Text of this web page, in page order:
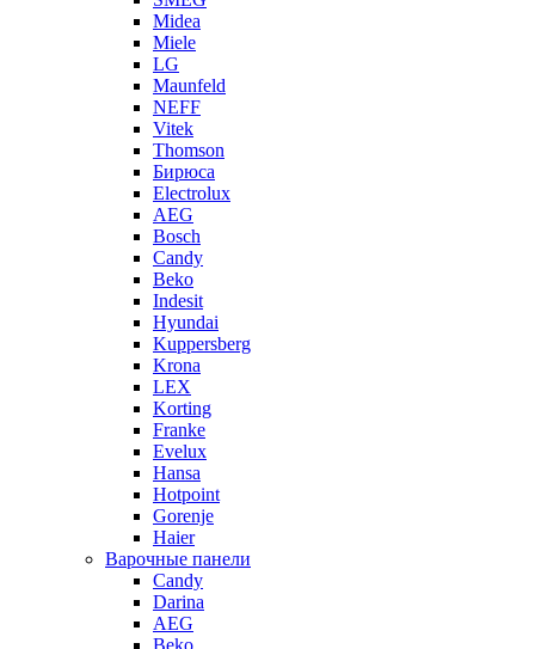
Midea
Miele
LG
Maunfeld
NEFF
Vitek
Thomson
Бирюса
Electrolux
AEG
Bosch
Candy
Beko
Indesit
Hyundai
Kuppersberg
Krona
LEX
Korting
Franke
Evelux
Hansa
Hotpoint
Gorenje
Haier
Варочные панели
Candy
Darina
AEG